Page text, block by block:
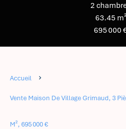
2
63.45 m²
695 000
Accueil
Vente Maison De Village Grimaud, 3
M², 695 000 €